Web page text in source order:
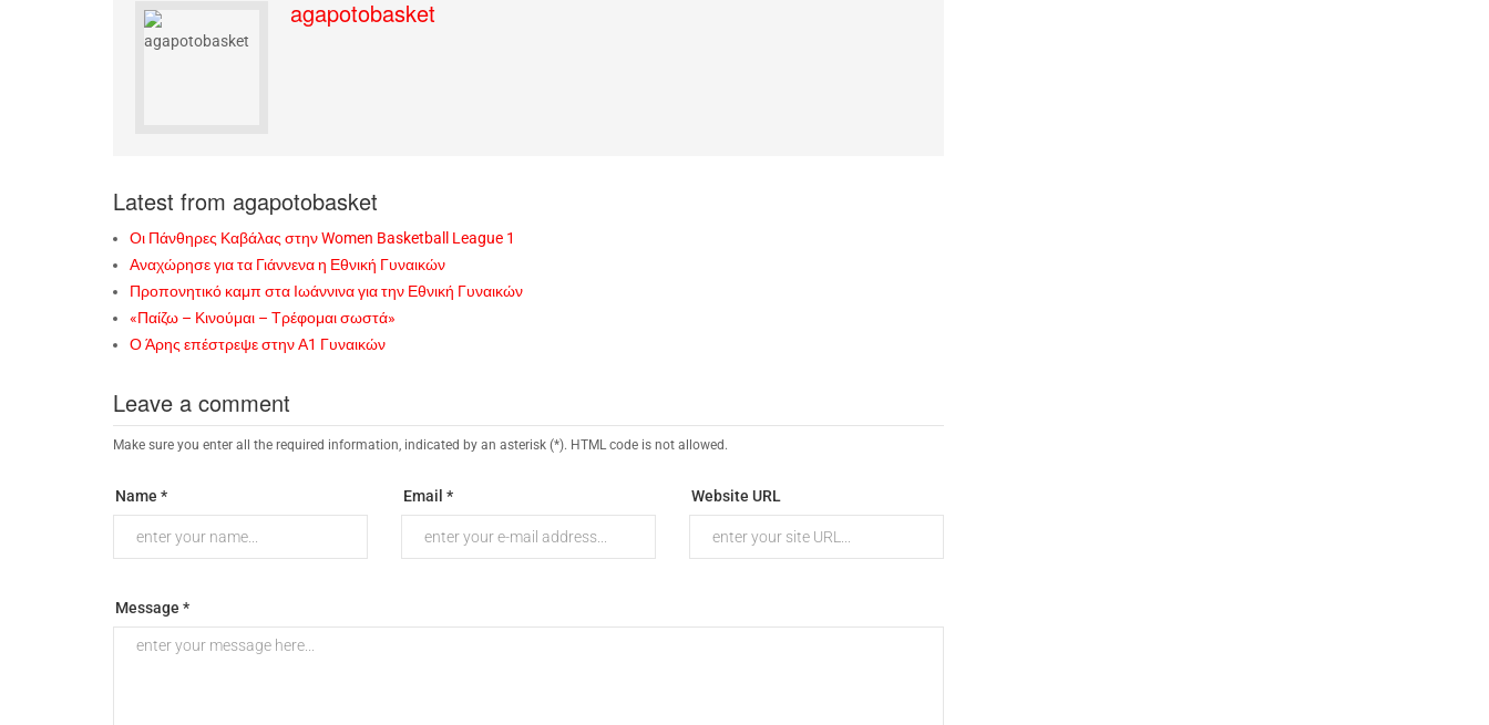
agapotobasket
Latest from agapotobasket
Οι Πάνθηρες Καβάλας στην Women Basketball League 1
Αναχώρησε για τα Γιάννενα η Εθνική Γυναικών
Προπονητικό καμπ στα Ιωάννινα για την Εθνική Γυναικών
«Παίζω – Κινούμαι – Τρέφομαι σωστά»
Ο Άρης επέστρεψε στην Α1 Γυναικών
Leave a comment
Make sure you enter all the required information, indicated by an asterisk (*). HTML code is not allowed.
Name * Email * Website URL
Message *